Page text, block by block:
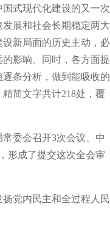
式现代化建设的又一次
展和社会长期稳定两大
新局面的历史主动，必
影响。同时，各方面提
条分析，做到能吸收的
简文字共计218处，覆
委会召开3次会议、中
形成了提交这次全会审
党内民主和全过程人民